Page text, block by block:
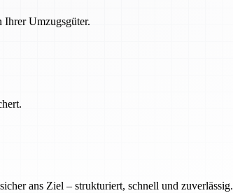
Ihrer Umzugsgüter.
ans Ziel – strukturiert, schnell und zuverlässig.